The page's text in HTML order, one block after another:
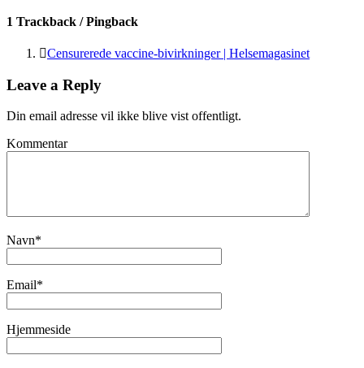
1 Trackback / Pingback
Censurerede vaccine-bivirkninger | Helsemagasinet
Leave a Reply
Din email adresse vil ikke blive vist offentligt.
Kommentar
Navn*
Email*
Hjemmeside